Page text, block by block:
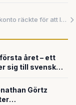
Ett vanligt konto räckte för att läsa andras AI-chattar – nu avslöjas grundfelen i en av AI-ekosystemets nyckelplattformar
året – ett
sig till svensk
Görtz